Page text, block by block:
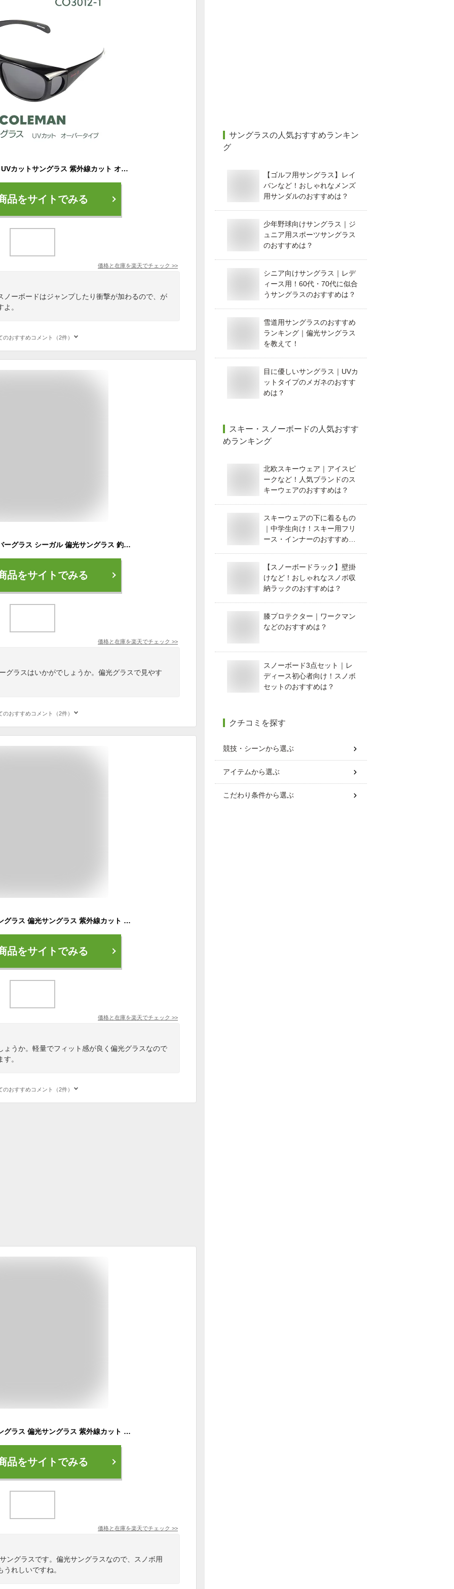
Coleman コールマン UVカットサングラス 紫外線カット オーバーグラス ブラックフレーム スモークレンズ ドライブ スキー スノーボード ゴルフ 釣り アウトドア スポーツ メンズ レディース/コールマンCO3012-1
品をサイトでみる
価格と在庫を楽天でチェック >>
ノーボードはジャンプしたり衝撃が加わるので、が
。
のおすすめコメント（2件）
アークスタイル オーバーグラス シーガル 偏光サングラス 釣り フィッシング ミラーレンズ アジアンフィット ARC Style SEAGULL SGB5001 65サイズ スポーツ メンズ レディース UVカット スノーボード スキー ゴーグル アウトドア ドライブ 敬老の日
品をサイトでみる
価格と在庫を楽天でチェック >>
グラスはいかがでしょうか。偏光グラスで見やす
のおすすめコメント（2件）
メガネケース付き サングラス 偏光サングラス 紫外線カット UV400 UVカット 軽量 メンズ レディース 男女兼用 おしゃれ DUBERY 車 スポーツ 釣り ジョギング アウトドア サイクリング ドライブ マラソン ジョギング 陸上 登山 野球 ゴルフ スノーボード プレゼント
品をサイトでみる
価格と在庫を楽天でチェック >>
ょうか。軽量でフィット感が良く偏光グラスなので
。
のおすすめコメント（2件）
メガネケース付き サングラス 偏光サングラス 紫外線カット UV400 UVカット 軽量 メンズ レディース 男女兼用 おしゃれ DUBERY 車 スポーツ 釣り ジョギング アウトドア サイクリング ドライブ マラソン ジョギング 陸上 登山 野球 ゴルフ プレゼント スノーボード
品をサイトでみる
価格と在庫を楽天でチェック >>
ングラスです。偏光サングラスなので、スノボ用
れしいですね。
サングラスの人気おすすめランキン
グ
【ゴルフ用サングラス】レイ
バンなど！おしゃれなメンズ
用サンダルのおすすめは？
少年野球向けサングラス｜ジ
ュニア用スポーツサングラス
のおすすめは？
シニア向けサングラス｜レデ
ィース用！60代・70代に似合
うサングラスのおすすめは？
雪道用サングラスのおすすめ
ランキング｜偏光サングラス
を教えて！
目に優しいサングラス｜UVカ
ットタイプのメガネのおすす
めは？
スキー・スノーボードの人気おすす
めランキング
北欧スキーウェア｜アイスピ
ークなど！人気ブランドのス
キーウェアのおすすめは？
スキーウェアの下に着るもの
｜中学生向け！スキー用フリ
ース・インナーのおすすめ
【スノーボードラック】壁掛
けなど！おしゃれなスノボ収
納ラックのおすすめは？
膝プロテクター｜ワークマン
などのおすすめは？
スノーボード3点セット｜レ
ディース初心者向け！スノボ
セットのおすすめは？
クチコミを探す
競技・シーンから選ぶ
アイテムから選ぶ
こだわり条件から選ぶ